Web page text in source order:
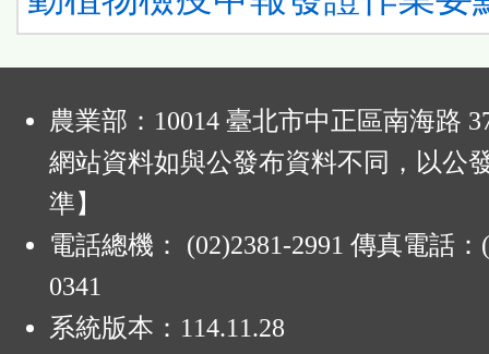
農業部：10014 臺北市中正區南海路
網站資料如與公發布資料不同，以公
準】
電話總機： (02)2381-2991 傳真電話：
0341
系統版本： 114.11.28